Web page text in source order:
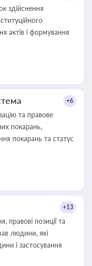
здійснення
актів і формування
+6
та правове
покарань,
покарань та статус
+13
правові позиції та
людини, які
і застосування